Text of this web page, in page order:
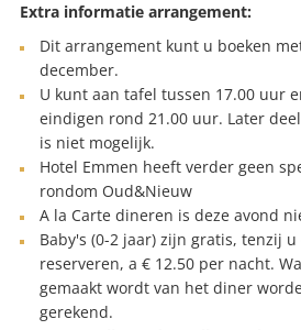
Extra informatie arrangement:
Dit arrangement kunt u boeken
december.
U kunt aan tafel tussen 17.00 uur
eindigen rond 21.00 uur. Later
is niet mogelijk.
Hotel Emmen heeft verder geen
rondom Oud&Nieuw
A la Carte dineren is deze avond
Baby's (0-2 jaar) zijn gratis, tenzij
reserveren, a € 12.50 per nacht.
gemaakt wordt van het diner
gerekend.